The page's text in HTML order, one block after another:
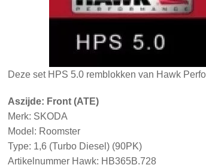
Deze set HPS 5.0 remblokken van Hawk
Aszijde: Front (ATE)
Merk: SKODA
Model: Roomster
Type: 1,6 (Turbo Diesel) (90PK)
Artikelnummer Hawk: HB365B.728